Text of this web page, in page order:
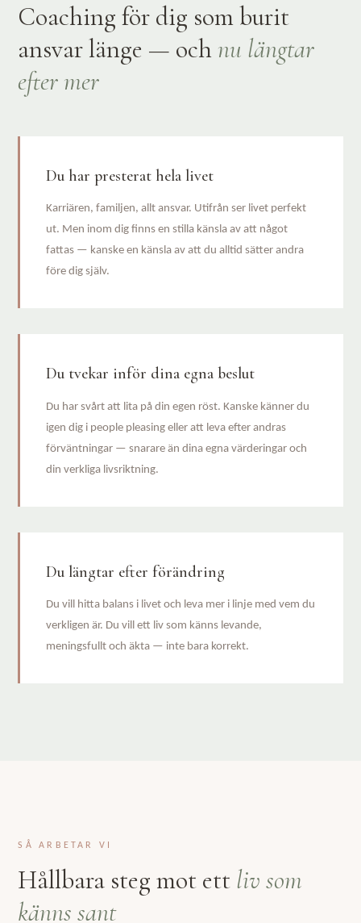
Coaching för dig som burit
ansvar länge — och nu längtar
efter mer
Du har presterat hela livet
Karriären, familjen, allt ansvar. Utifrån ser livet perfekt
ut. Men inom dig finns en stilla känsla av att något
fattas — kanske en känsla av att du alltid sätter andra
före dig själv.
Du tvekar inför dina egna beslut
Du har svårt att lita på din egen röst. Kanske känner du
igen dig i people pleasing eller att leva efter andras
förväntningar — snarare än dina egna värderingar och
din verkliga livsriktning.
Du längtar efter förändring
Du vill hitta balans i livet och leva mer i linje med vem du
verkligen är. Du vill ett liv som känns levande,
meningsfullt och äkta — inte bara korrekt.
SÅ ARBETAR VI
Hållbara steg mot ett liv som
känns sant